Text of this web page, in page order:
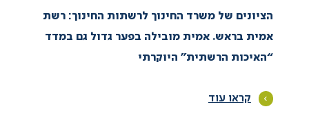
הציונים של משרד החינוך לרשתות החינוך: רשת
אמית בראש. אמית מובילה בפער גדול גם במדד
“האיכות הרשתית” היוקרתי
קראו עוד